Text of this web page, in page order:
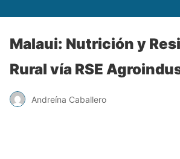
Malaui: Nutrición y
Rural vía RSE
Andreína Caballero